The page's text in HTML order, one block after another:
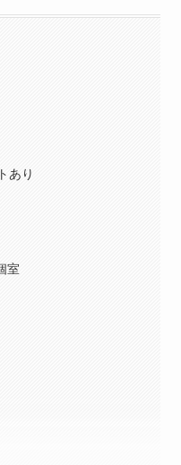
あり
室